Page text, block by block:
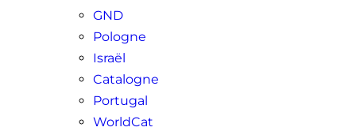
↑ Joseph Loth,
légende
Louis Leloir,
les apôtres
↑
« Saint Matthieu
nominis.cef.fr
GND
Pologne
Israël
Catalogne
Portugal
WorldCat